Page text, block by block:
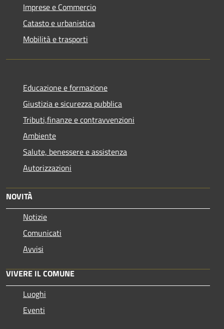
Imprese e Commercio
Catasto e urbanistica
Mobilità e trasporti
Educazione e formazione
Giustizia e sicurezza pubblica
Tributi,finanze e contravvenzioni
Ambiente
Salute, benessere e assistenza
Autorizzazioni
NOVITÀ
Notizie
Comunicati
Avvisi
VIVERE IL COMUNE
Luoghi
Eventi